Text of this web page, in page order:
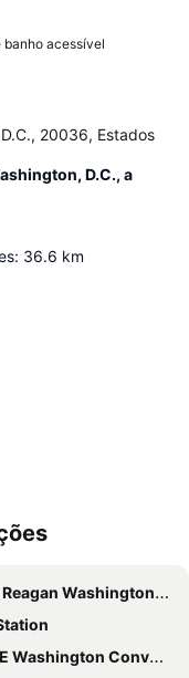
banho acessível
20036, Estados
D.C., a
: 36.6 km
Washington National Airport
Convention Center